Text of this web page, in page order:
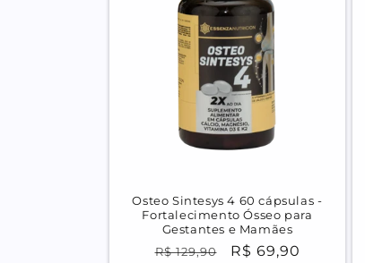
Osteo Sintesys 4 60 cápsulas -
Fortalecimento Ósseo para
Gestantes e Mamães
Preço
R$ 129,90
Preço
R$ 69,90